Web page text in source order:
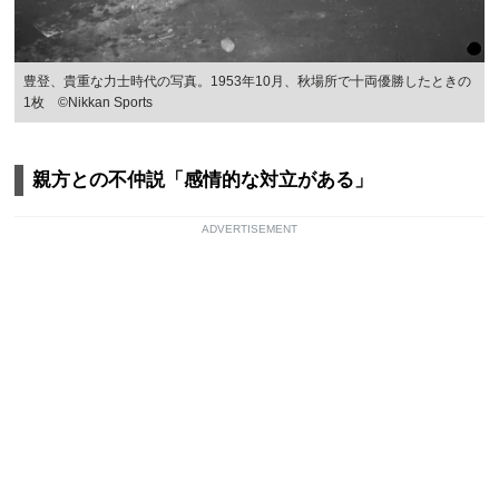
豊登、貴重な力士時代の写真。1953年10月、秋場所で十両優勝したときの
1枚 ©Nikkan Sports
親方との不仲説「感情的な対立がある」
ADVERTISEMENT